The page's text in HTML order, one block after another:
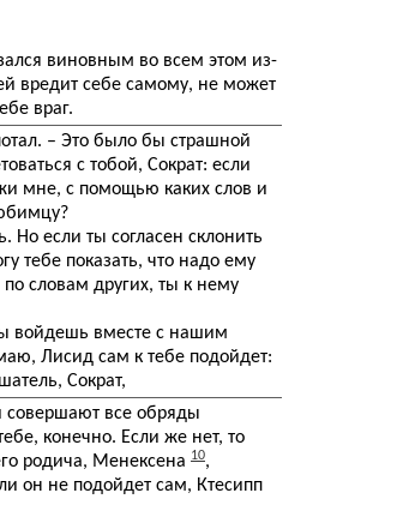
виновным во всем этом из-
вредит себе самому, не может
враг.
– Это было бы страшной
с тобой, Сократ: если
мне, с помощью каких слов и
Но если ты согласен склонить
тебе показать, что надо ему
по словам других, ты к нему
войдешь вместе с нашим
Лисид сам к тебе подойдет:
Сократ,
совершают все обряды
конечно. Если же нет, то
родича, Менексена 10,
он не подойдет сам, Ктесипп